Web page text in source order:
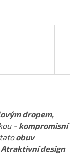
dropem,
- kompromisní
obuv
design